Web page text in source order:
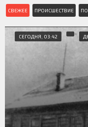
СВЕЖЕЕ ПРОИСШЕСТВИЕ
СЕГОДНЯ, 03:42